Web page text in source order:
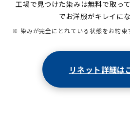
工場で見つけた染みは無料で取っ
でお洋服がキレイにな
※ 染みが完全にとれている状態をお約束
リネット詳細は